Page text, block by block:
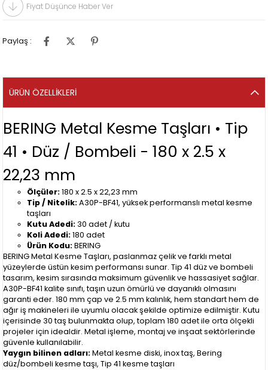
Fiyat Düşünce Haber Ver
Paylaş :
ÜRÜN ÖZELLIKLERI
BERING Metal Kesme Taşları • Tip
41 • Düz / Bombeli - 180 x 2.5 x
22,23 mm
Ölçüler:180 x 2.5 x 22,23 mm
Tip / Nitelik:A30P-BF41, yüksek performanslı metal kesme
taşları
Kutu Adedi: 30 adet / kutu
Koli Adedi:180 adet
Ürün Kodu:BERING
BERING Metal Kesme Taşları, paslanmaz çelik ve farklı metal
yüzeylerde üstün kesim performansı sunar. Tip 41 düz ve bombeli
tasarım, kesim sırasında maksimum güvenlik ve hassasiyet sağlar.
A30P-BF41 kalite sınıfı, taşın uzun ömürlü ve dayanıklı olmasını
garanti eder. 180 mm çap ve 2.5 mm kalınlık, hem standart hem de
ağır iş makineleri ile uyumlu olacak şekilde optimize edilmiştir. Kutu
içerisinde 30 taş bulunmakta olup, toplam 180 adet ile orta ölçekli
projeler için idealdir. Metal işleme, montaj ve inşaat sektörlerinde
güvenle kullanılabilir.
Yaygın bilinen adları:Metal kesme diski, inox taş, Bering
düz/bombeli kesme taşı, Tip 41 kesme taşları